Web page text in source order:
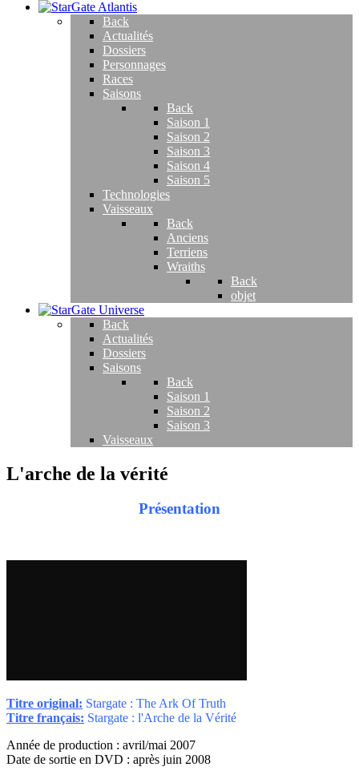
Back
Actualités
Dossiers
Personnages
Races
Saisons
Back
Saison 1
Saison 2
Saison 3
Saison 4
Saison 5
Technologies
Vaisseaux
Back
Anciens
Terriens
Wraiths
Back
objet
Back
Actualités
Dossiers
Saisons
Back
Saison 1
Saison 2
Saison 3
Vaisseaux
L'arche de la vérité
Présentation
Titre original: Stargate : The Ark Of Truth
Titre français: Stargate : l'Arche de la Vérité
Année de production : avril/mai 2007
Date de sortie en DVD : après juin 2008